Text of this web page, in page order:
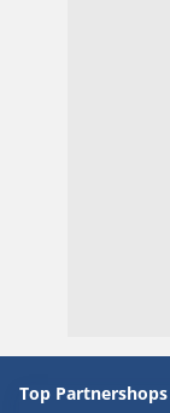
Top Partnershops